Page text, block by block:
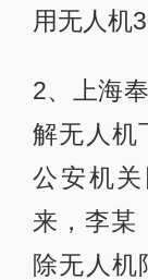
用无人机
2、上海
解无人机
公安机
来，李某
除无人机